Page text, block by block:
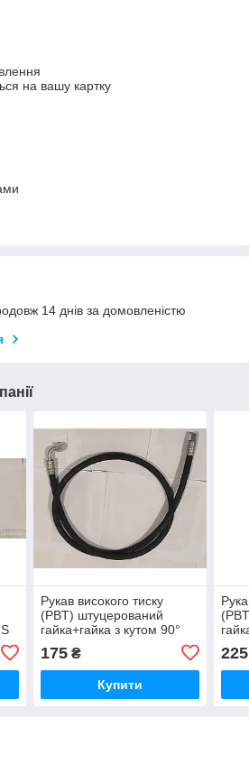
на вашу картку
14 днів за домовленістю
m
Рукав високого тиску
(РВT) штуцерований
гайка+гайка з кутом 90°
М14х1,5 L=0,5 m DKM
175₴
Купити
225